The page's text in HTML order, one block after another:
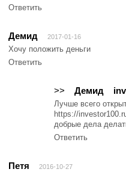
Ответить
Демид 2017-01-16
Хочу положить деньги
Ответить
>> Демид
Лучше всего
https://
добрые дела
Ответить
Петя 2016-10-27